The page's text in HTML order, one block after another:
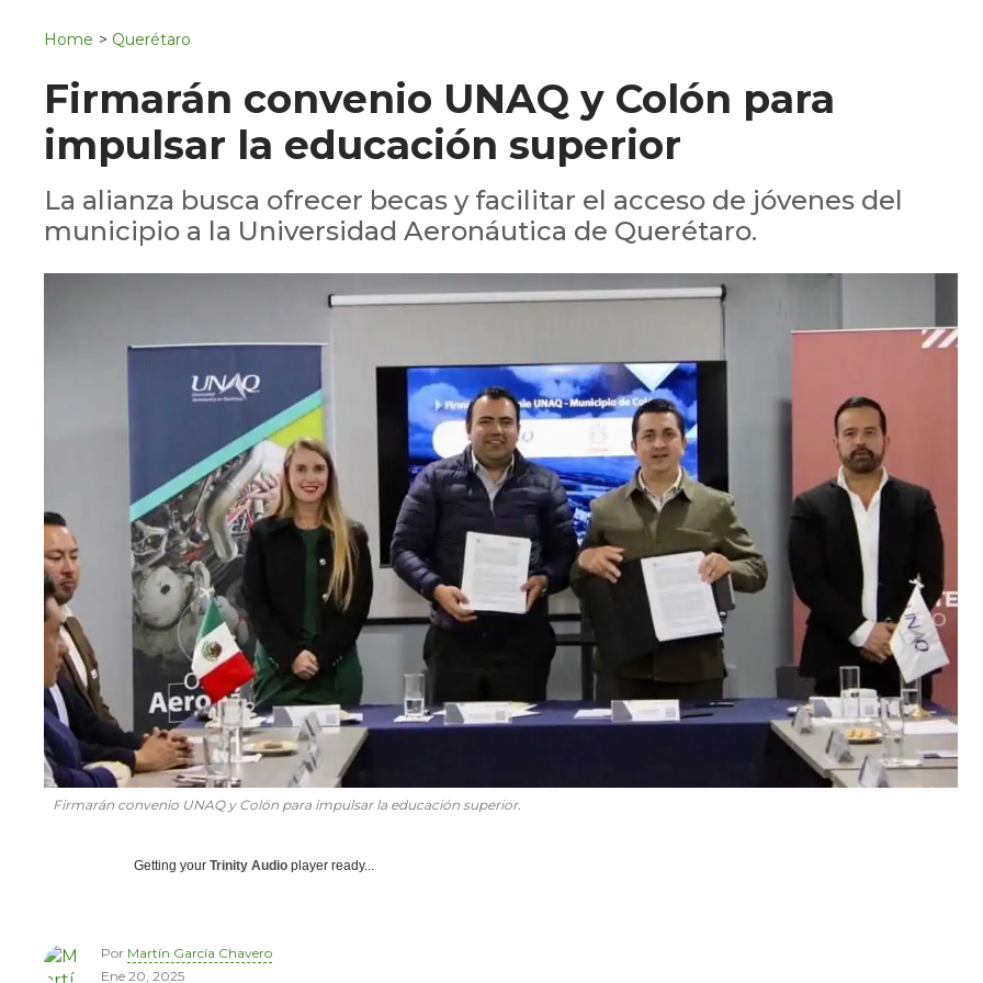
Home > Querétaro
Firmarán convenio UNAQ y Colón para
impulsar la educación superior
La alianza busca ofrecer becas y facilitar el acceso de jóvenes del
municipio a la Universidad Aeronáutica de Querétaro.
Firmarán convenio UNAQ y Colón para impulsar la educación superior.
Getting your Trinity Audio player ready...
Por Martín García Chavero
Ene 20, 2025